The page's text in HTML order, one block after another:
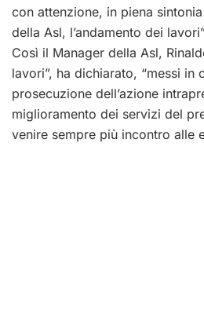
con attenzione, in piena
della Asl, l’andamento dei
Così il Manager della Asl,
lavori”, ha dichiarato, “messi in
prosecuzione dell’azione
miglioramento dei servizi del
venire sempre più incontro alle